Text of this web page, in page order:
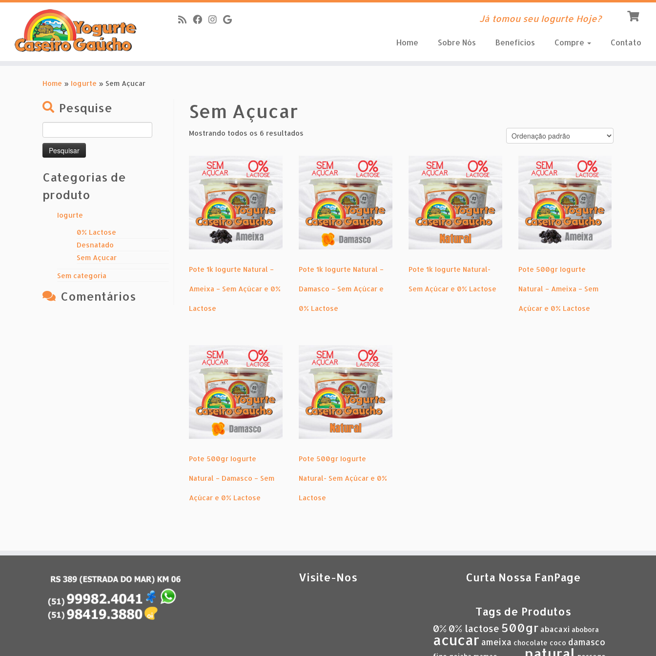
Já tomou seu Iogurte Hoje?
Home Sobre Nós Benefícios Compre Contato
Home » Iogurte » Sem Açucar
Pesquise
por:
Categorias de
produto
Iogurte
0% Lactose
Desnatado
Sem Açucar
Sem categoria
Comentários
Sem Açucar
Mostrando todos os 6 resultados
Pote 1k Iogurte Natural –
Ameixa – Sem Açúcar e 0%
Lactose
Pote 1k Iogurte Natural –
Damasco – Sem Açúcar e
0% Lactose
Pote 1k Iogurte Natural-
Sem Açúcar e 0% Lactose
Pote 500gr Iogurte
Natural – Ameixa – Sem
Açúcar e 0% Lactose
Pote 500gr Iogurte
Natural – Damasco – Sem
Açúcar e 0% Lactose
Pote 500gr Iogurte
Natural- Sem Açúcar e 0%
Lactose
Visite-Nos Curta Nossa FanPage
Tags de Produtos
0% 0% lactose 500gr abacaxi abobora
acucar ameixa chocolate coco damasco